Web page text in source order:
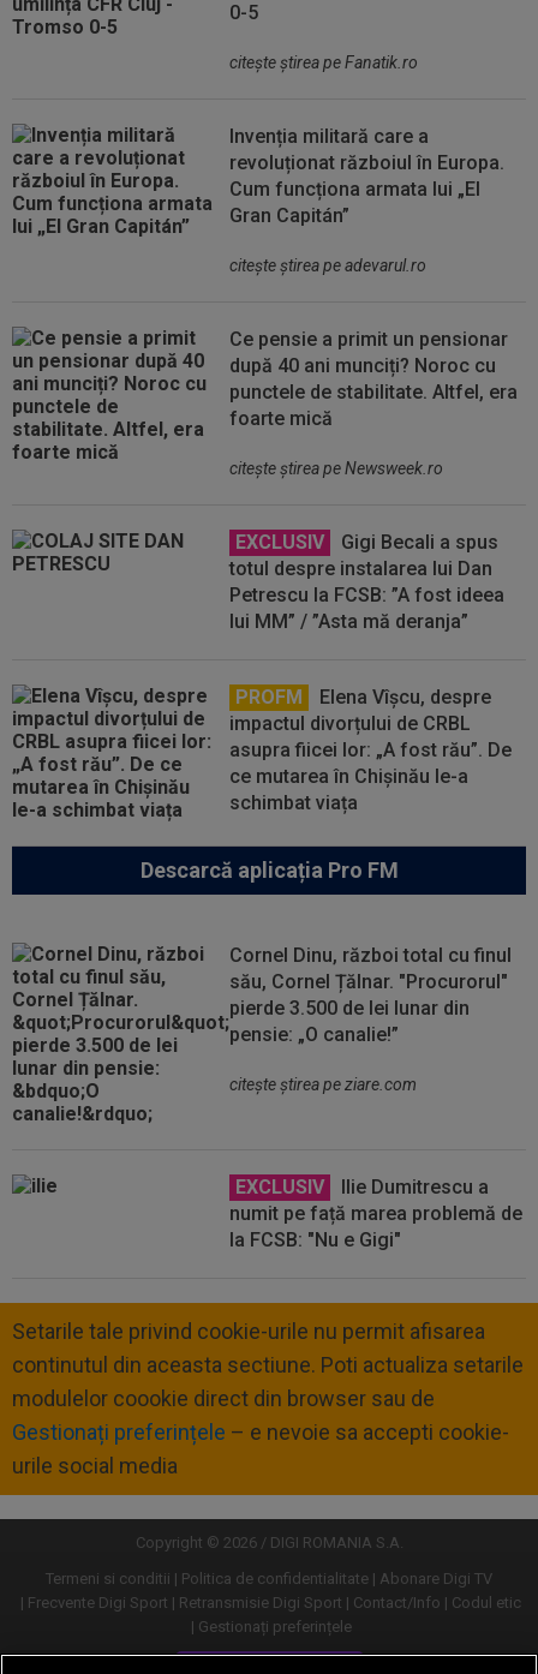
0-5
citeşte ştirea pe Fanatik.ro
Invenția militară care a
revoluționat războiul în Europa.
Cum funcționa armata lui „El
Gran Capitán”
citeşte ştirea pe adevarul.ro
Ce pensie a primit un pensionar
după 40 ani munciți? Noroc cu
punctele de stabilitate. Altfel, era
foarte mică
citeşte ştirea pe Newsweek.ro
EXCLUSIV
Gigi Becali a spus
totul despre instalarea lui Dan
Petrescu la FCSB: ”A fost ideea
lui MM” / ”Asta mă deranja”
PROFM
Elena Vîșcu, despre
impactul divorțului de CRBL
asupra fiicei lor: „A fost rău”. De
ce mutarea în Chișinău le-a
schimbat viața
Descarcă aplicația Pro FM
Cornel Dinu, război total cu finul
său, Cornel Țălnar. "Procurorul"
pierde 3.500 de lei lunar din
pensie: „O canalie!”
citeşte ştirea pe ziare.com
EXCLUSIV
Ilie Dumitrescu a
numit pe față marea problemă de
la FCSB: "Nu e Gigi"
Setarile tale privind cookie-urile nu permit afisarea
continutul din aceasta sectiune. Poti actualiza setarile
modulelor coookie direct din browser sau de
Gestionați preferințele – e nevoie sa accepti cookie-
urile social media
Copyright © 2026 / DIGI ROMANIA S.A.
Termeni si conditii
Politica de confidentialitate
Abonare Digi TV
Frecvente Digi Sport
Retransmisie Digi Sport Contact/Info
Codul etic
Gestionați preferințele